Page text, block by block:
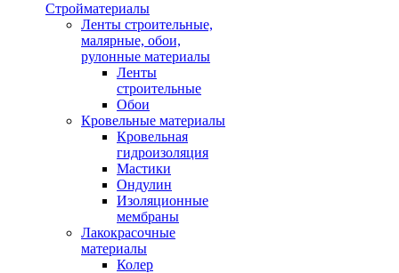
Стройматериалы
Ленты строительные,
малярные, обои,
рулонные материалы
Ленты
строительные
Обои
Кровельные материалы
Кровельная
гидроизоляция
Мастики
Ондулин
Изоляционные
мембраны
Лакокрасочные
материалы
Колер